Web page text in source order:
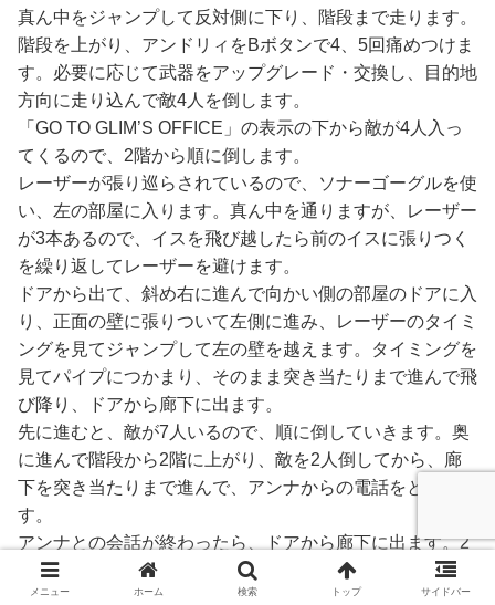
真ん中をジャンプして反対側に下り、階段まで走ります。
階段を上がり、アンドリィをBボタンで4、5回痛めつけま
す。必要に応じて武器をアップグレード・交換し、目的地
方向に走り込んで敵4人を倒します。
「GO TO GLIM’S OFFICE」の表示の下から敵が4人入っ
てくるので、2階から順に倒します。
レーザーが張り巡らされているので、ソナーゴーグルを使
い、左の部屋に入ります。真ん中を通りますが、レーザー
が3本あるので、イスを飛び越したら前のイスに張りつく
を繰り返してレーザーを避けます。
ドアから出て、斜め右に進んで向かい側の部屋のドアに入
り、正面の壁に張りついて左側に進み、レーザーのタイミ
ングを見てジャンプして左の壁を越えます。タイミングを
見てパイプにつかまり、そのまま突き当たりまで進んで飛
び降り、ドアから廊下に出ます。
先に進むと、敵が7人いるので、順に倒していきます。奥
に進んで階段から2階に上がり、敵を2人倒してから、廊
下を突き当たりまで進んで、アンナからの電話をとりま
す。
アンナとの会話が終わったら、ドアから廊下に出ます。2
人倒し、角を曲がって1人倒し、左に進んで1人倒し、右
に進んで2人倒し、廊下を進んだ階段のすぐ先で2人倒
メニュー ホーム 検索 トップ サイドバー